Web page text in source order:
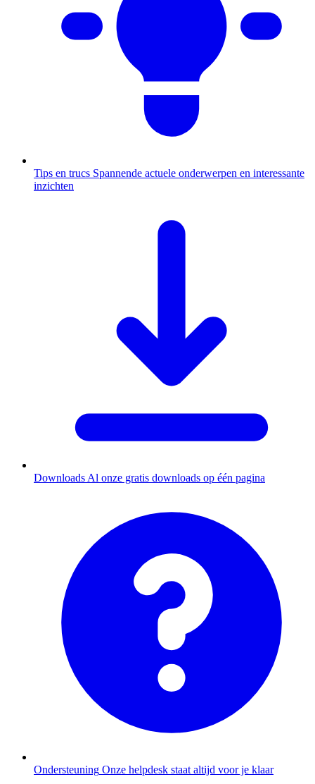
Tips en trucs Spannende actuele onderwerpen en interessante
inzichten
Downloads Al onze gratis downloads op één pagina
Ondersteuning Onze helpdesk staat altijd voor je klaar